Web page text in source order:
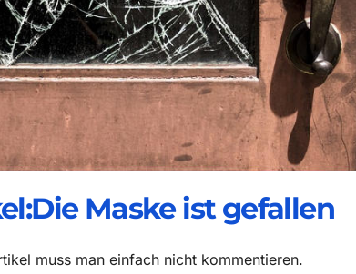
Maske ist gefallen
muss man einfach nicht kommentieren.